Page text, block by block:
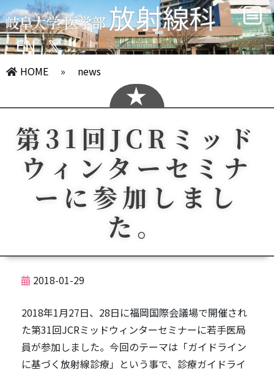
EN
HOME » news
第31回JCRミッド
ウィンターセミナ
ーに参加しまし
た。
2018-01-29
2018年1月27日、28日に福岡国際会議場で開催され
た第31回JCRミッドウィンターセミナーに若手医局
員が参加しました。今回のテーマは「ガイドライン
に基づく放射線診療」という事で、診療ガイドライ